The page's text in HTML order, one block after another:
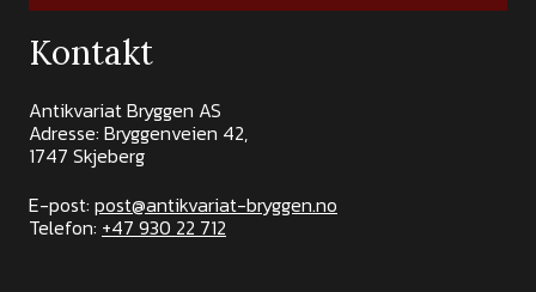
Kontakt
Antikvariat Bryggen AS
Adresse: Bryggenveien 42,
1747 Skjeberg
E-post: post@antikvariat-bryggen.no
Telefon: +47 930 22 712